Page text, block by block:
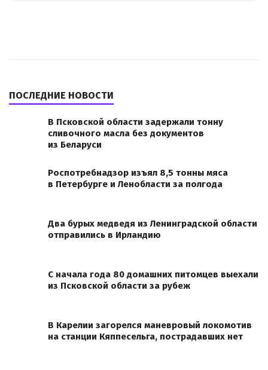
ПОСЛЕДНИЕ НОВОСТИ
В Псковской области задержали тонну
сливочного масла без документов
из Беларуси
Роспотребнадзор изъял 8,5 тонны мяса
в Петербурге и Ленобласти за полгода
Два бурых медведя из Ленинградской области
отправились в Ирландию
С начала года 80 домашних питомцев выехали
из Псковской области за рубеж
В Карелии загорелся маневровый локомотив
на станции Кяппесельга, пострадавших нет